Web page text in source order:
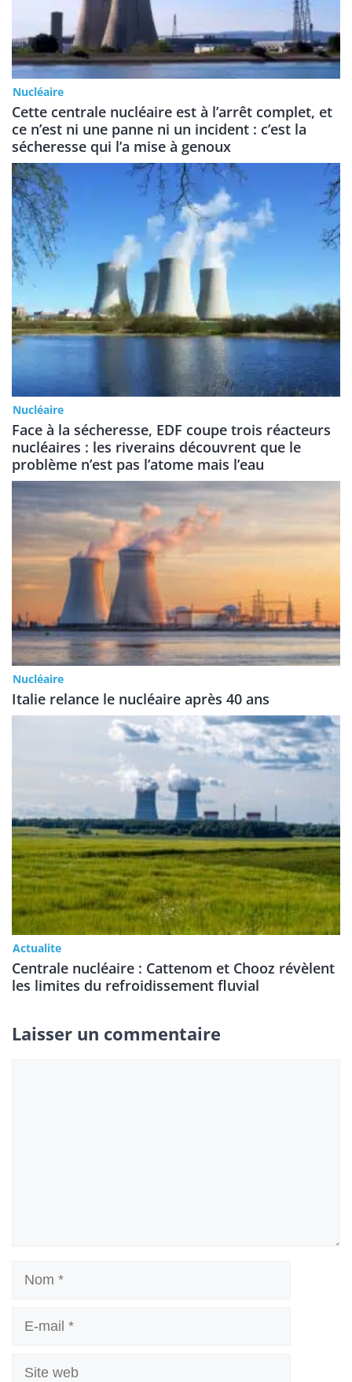
Nucléaire
Cette centrale nucléaire est à l’arrêt complet, et
ce n’est ni une panne ni un incident : c’est la
sécheresse qui l’a mise à genoux
Nucléaire
Face à la sécheresse, EDF coupe trois réacteurs
nucléaires : les riverains découvrent que le
problème n’est pas l’atome mais l’eau
Nucléaire
Italie relance le nucléaire après 40 ans
Actualite
Centrale nucléaire : Cattenom et Chooz révèlent
les limites du refroidissement fluvial
Laisser un commentaire